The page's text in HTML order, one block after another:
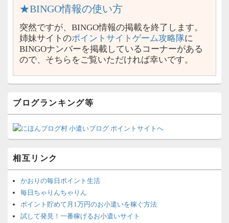
★BINGO情報の使い方
突然ですが、BINGO情報の掲載を終了します。
姉妹サイトのポイントサイトゲーム攻略隊に
BINGOナンバーを掲載しているコーナーがある
ので、そちらをご覧いただければ幸いです。
ブログランキング等
相互リンク
かおりの毎日ポイント生活
毎日ちゃりんちゃりん
ポイント貯めて月1万円のお小遣いを稼ぐ方法
試して発見！一番稼げるお小遣いサイト